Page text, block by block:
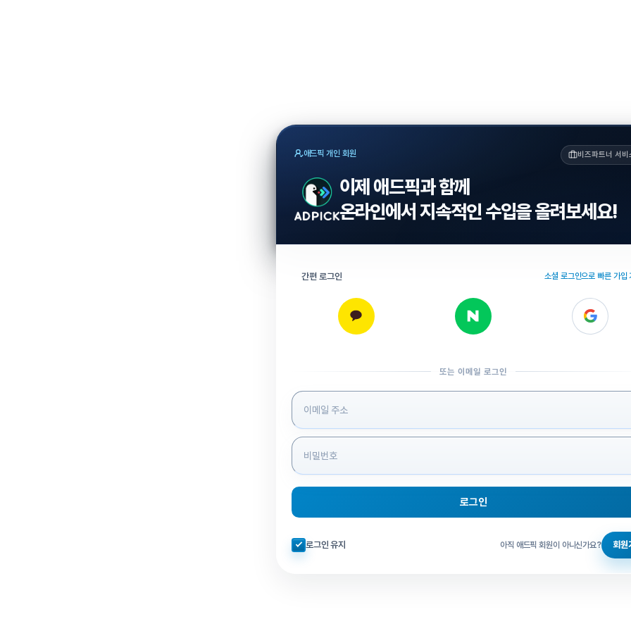
애드픽 개인 회원 비즈파트너 서비
이제 애드픽과 함께
온라인에서 지속적인 수입을 올려보세요!
간편 로그인 소셜 로그인으로 빠른 가입
또는 이메일 로그인
로그인 정보 입력
로그인
자동로그인 체크
로그인 유지 아직 애드픽 회원이 아니신가요? 회원